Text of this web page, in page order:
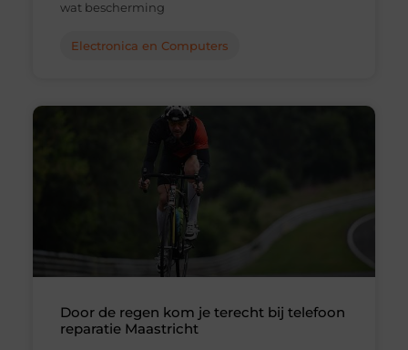
wat bescherming
Electronica en Computers
Door de regen kom je terecht bij telefoon
reparatie Maastricht